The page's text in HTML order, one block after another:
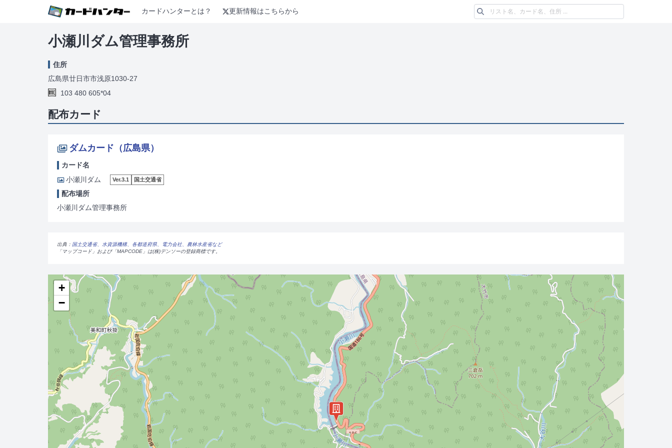
カードハンターとは？ 更新情報はこちらから
小瀬川ダム管理事務所
住所
広島県廿日市市浅原1030-27
103 480 605*04
配布カード
ダムカード（広島県）
カード名
小瀬川ダム
Ver.3.1 国土交通省
配布場所
小瀬川ダム管理事務所
出典： 国土交通省、水資源機構、各都道府県、電力会社、農林水産省など
「マップコード」および「MAPCODE」は(株)デンソーの登録商標です。
+
−